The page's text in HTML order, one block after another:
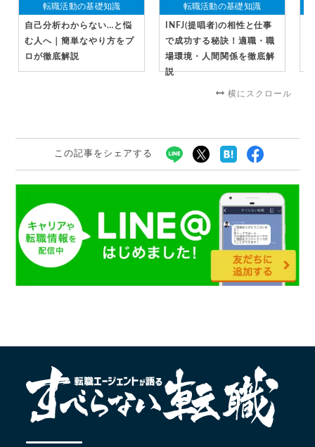
転職活動の基礎知識
自己分析わからない…と悩
む人へ｜簡単なやり方をプ
ロが徹底解説
転職活動の基礎知識
INFJ(提唱者)の相性と仕事
で成功する秘訣！適職・職
場環境・人間関係を徹底解
説
横にスクロール
この記事をシェアする